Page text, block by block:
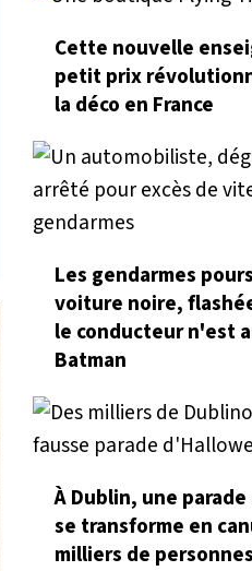
Cette nouvelle
petit prix
la déco en France
Les gendarmes
voiture noire,
le conducteur n'est
Batman
À Dublin, une
se transforme en
milliers de personnes